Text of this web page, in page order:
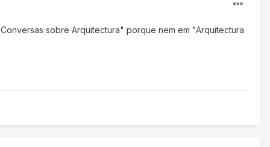
sobre Arquitectura" porque nem em "Arquitectura